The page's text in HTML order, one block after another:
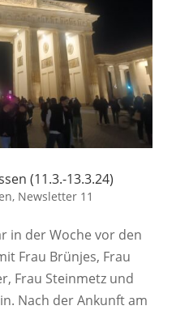
(11.3.-13.3.24)
, Newsletter 11
in der Woche vor den
Frau Brünjes, Frau
Frau Steinmetz und
Nach der Ankunft am